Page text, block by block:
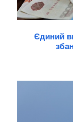
Єдиний